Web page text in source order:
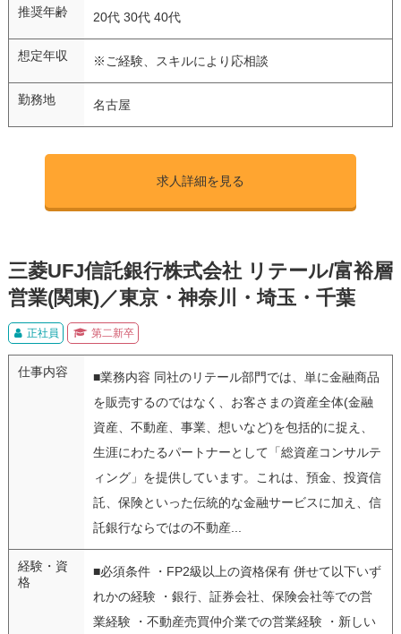
推奨年齢 20代 30代 40代
想定年収 ※ご経験、スキルにより応相談
勤務地 名古屋
求人詳細を見る
三菱UFJ信託銀行株式会社 リテール/富裕層
営業(関東)／東京・神奈川・埼玉・千葉
正社員 第二新卒
仕事内容
■業務内容 同社のリテール部門では、単に金融商品
を販売するのではなく、お客さまの資産全体(金融
資産、不動産、事業、想いなど)を包括的に捉え、
生涯にわたるパートナーとして「総資産コンサルテ
ィング」を提供しています。これは、預金、投資信
託、保険といった伝統的な金融サービスに加え、信
託銀行ならではの不動産...
経験・資
格
■必須条件 ・FP2級以上の資格保有 併せて以下いず
れかの経験 ・銀行、証券会社、保険会社等での営
業経験 ・不動産売買仲介業での営業経験 ・新しい